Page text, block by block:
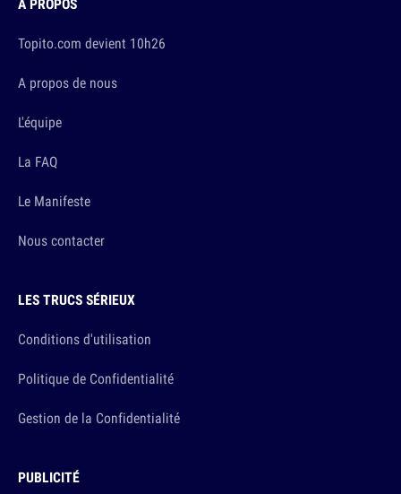
Topito.com devient 10h26
A propos de nous
L'équipe
La FAQ
Le Manifeste
Nous contacter
LES TRUCS SÉRIEUX
Conditions d'utilisation
Politique de Confidentialité
Gestion de la Confidentialité
PUBLICITÉ